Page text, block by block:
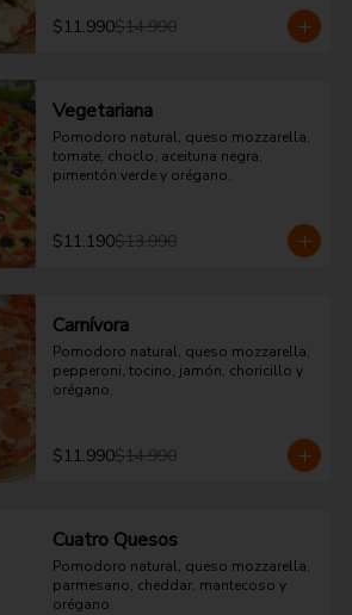
$11.990$14.990
Vegetariana
Pomodoro natural, queso mozzarella,
tomate, choclo, aceituna negra,
pimentón verde y orégano.
$11.190$13.990
Carnívora
Pomodoro natural, queso mozzarella,
pepperoni, tocino, jamón, choricillo y
orégano.
$11.990$14.990
Cuatro Quesos
Pomodoro natural, queso mozzarella,
parmesano, cheddar, mantecoso y
orégano.